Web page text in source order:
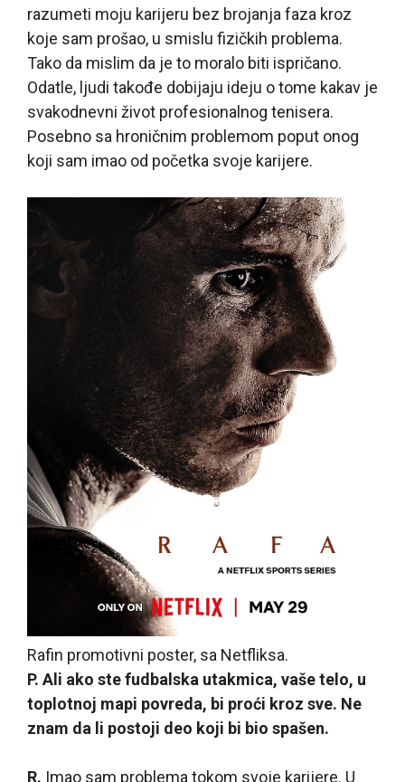
razumeti moju karijeru bez brojanja faza kroz
koje sam prošao, u smislu fizičkih problema.
Tako da mislim da je to moralo biti ispričano.
Odatle, ljudi takođe dobijaju ideju o tome kakav je
svakodnevni život profesionalnog tenisera.
Posebno sa hroničnim problemom poput onog
koji sam imao od početka svoje karijere.
Rafin promotivni poster, sa Netfliksa.
P. Ali ako ste fudbalska utakmica, vaše telo, u
toplotnoj mapi povreda, bi proći kroz sve. Ne
znam da li postoji deo koji bi bio spašen.
R. Imao sam problema tokom svoje karijere. U